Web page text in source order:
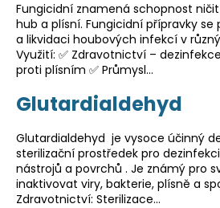
Fungicidní znamená schopnost
hub a plísní. Fungicidní přípravky
a likvidaci houbových infekcí v
Využití: ✅ Zdravotnictví –
proti plísním ✅ Průmysl…
Glutardialdehyd
Glutardialdehyd je vysoce účinný
sterilizační prostředek pro
nástrojů a povrchů . Je známý pro
inaktivovat viry, bakterie, plísně a
Zdravotnictví: Sterilizace…